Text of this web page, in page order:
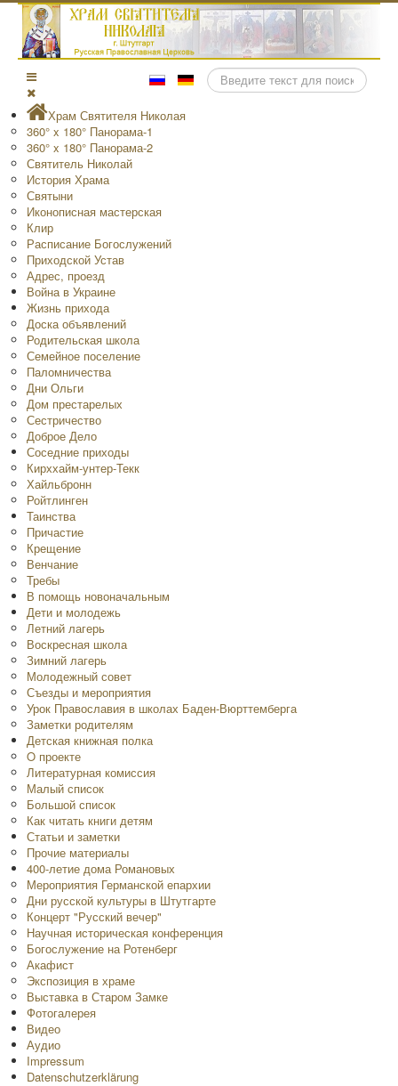
Поиск
Храм Святителя Николая
360° x 180° Панорама-1
360° x 180° Панорама-2
Святитель Николай
История Храма
Святыни
Иконописная мастерская
Клир
Расписание Богослужений
Приходской Устав
Адрес, проезд
Война в Украине
Жизнь прихода
Доска объявлений
Родительская школа
Семейное поселение
Паломничества
Дни Ольги
Дом престарелых
Сестричество
Доброе Дело
Соседние приходы
Кирххайм-унтер-Текк
Хайльбронн
Ройтлинген
Таинства
Причастие
Крещение
Венчание
Требы
В помощь новоначальным
Дети и молодежь
Летний лагерь
Воскресная школа
Зимний лагерь
Молодежный совет
Съезды и мероприятия
Урок Православия в школах Баден-Вюрттемберга
Заметки родителям
Детская книжная полка
O проекте
Литературная комиссия
Малый список
Большой список
Как читать книги детям
Статьи и заметки
Прочие материалы
400-летие дома Романовых
Мероприятия Германской епархии
Дни русской культуры в Штутгарте
Концерт "Русский вечер"
Научная историческая конференция
Богослужение на Ротенберг
Акафист
Экспозиция в храме
Выставка в Старом Замке
Фотогалерея
Видео
Аудио
Impressum
Datenschutzerklärung